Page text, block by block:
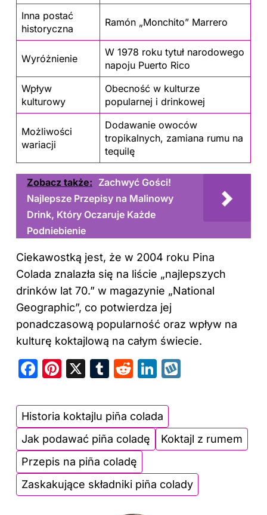
Inna postać
historyczna
Ramón „Monchito” Marrero
Wyróżnienie
W 1978 roku tytuł narodowego
napoju Puerto Rico
Wpływ
kulturowy
Obecność w kulturze
popularnej i drinkowej
Możliwości
wariacji
Dodawanie owoców
tropikalnych, zamiana rumu na
tequilę
Zobacz także: Zachwyć Gości!
Najlepsze Przepisy na Malinowy
Drink, Który Oczaruje Każde
Podniebienie
Ciekawostką jest, że w 2004 roku Pina
Colada znalazła się na liście „najlepszych
drinków lat 70.” w magazynie „National
Geographic”, co potwierdza jej
ponadczasową popularność oraz wpływ na
kulturę koktajlową na całym świecie.
F
c
e
b
o
o
k
Pi
er
e
st
X
T
m
bl
r
R
d
di
t
Li
k
e
dI
o
p
Historia koktajlu piña colada
Jak podawać piña coladę
Koktajl z rumem
Przepis na piña coladę
Zaskakujące składniki piña colady